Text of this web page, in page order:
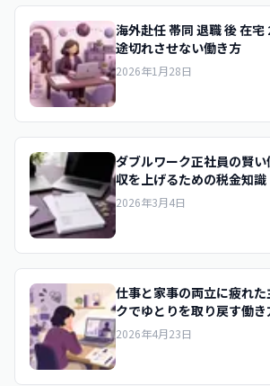
海外赴任 帯同 退職 後 在
途切れさせない働き方
2026年1月28日
ダブルワーク正社員の賢
収を上げるための税金知識
2026年3月4日
仕事と家事の両立に疲れ
クでゆとりを取り戻す働き
2026年4月23日